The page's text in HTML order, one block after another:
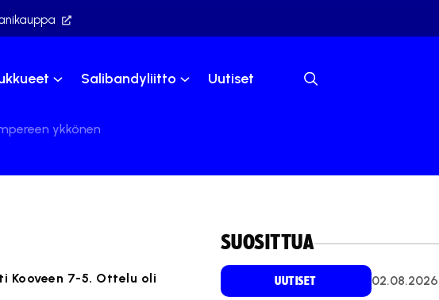
Salibandyliitto Uutiset
ykkönen
Kooveen 7-5. Ottelu oli
SUOSITTUA
UUTISET 02.08.2026